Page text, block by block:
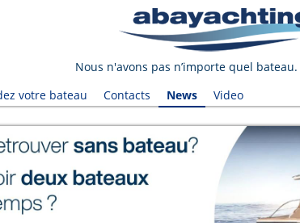
Nous n'avons pas n’importe quel bateau.
votre bateau Contacts News Video